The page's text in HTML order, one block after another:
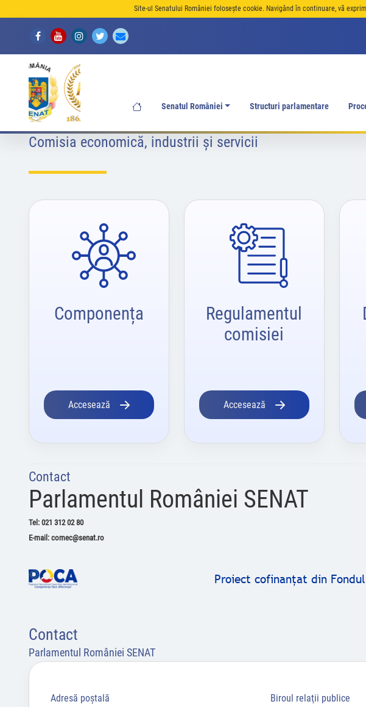
Site-ul Senatului României folosește cookie. Navigând în continuare, vă
Senatul României Structuri parlamentare
Comisia economică, industrii şi servicii
Componența
Accesează
Regulamentul
comisiei
Accesează
Contact
Parlamentul României SENAT
Tel: 021 312 02 80
E-mail: comec@senat.ro
Proiect cofinanţat din
Contact
Parlamentul României SENAT
Adresă poştală Biroul relaţii publice